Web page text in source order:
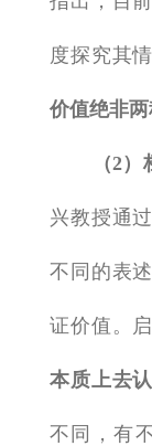
度探究其
价值绝非
（2
兴教授通
不同的表
证价值。
本质上去
不同，有